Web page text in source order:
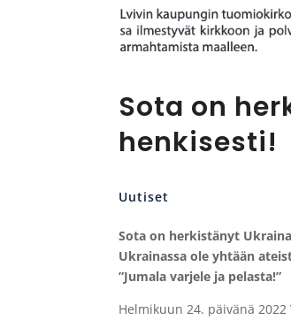
Sota on
henkisesti!
Uutiset
Sota on herkistänyt
Ukrainassa ole yhtään
”Jumala varjele ja pelasta!”
Helmikuun 24. päivänä